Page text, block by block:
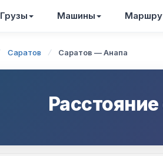
Грузы Машины
Саратов Саратов — Анапа
Расстояние